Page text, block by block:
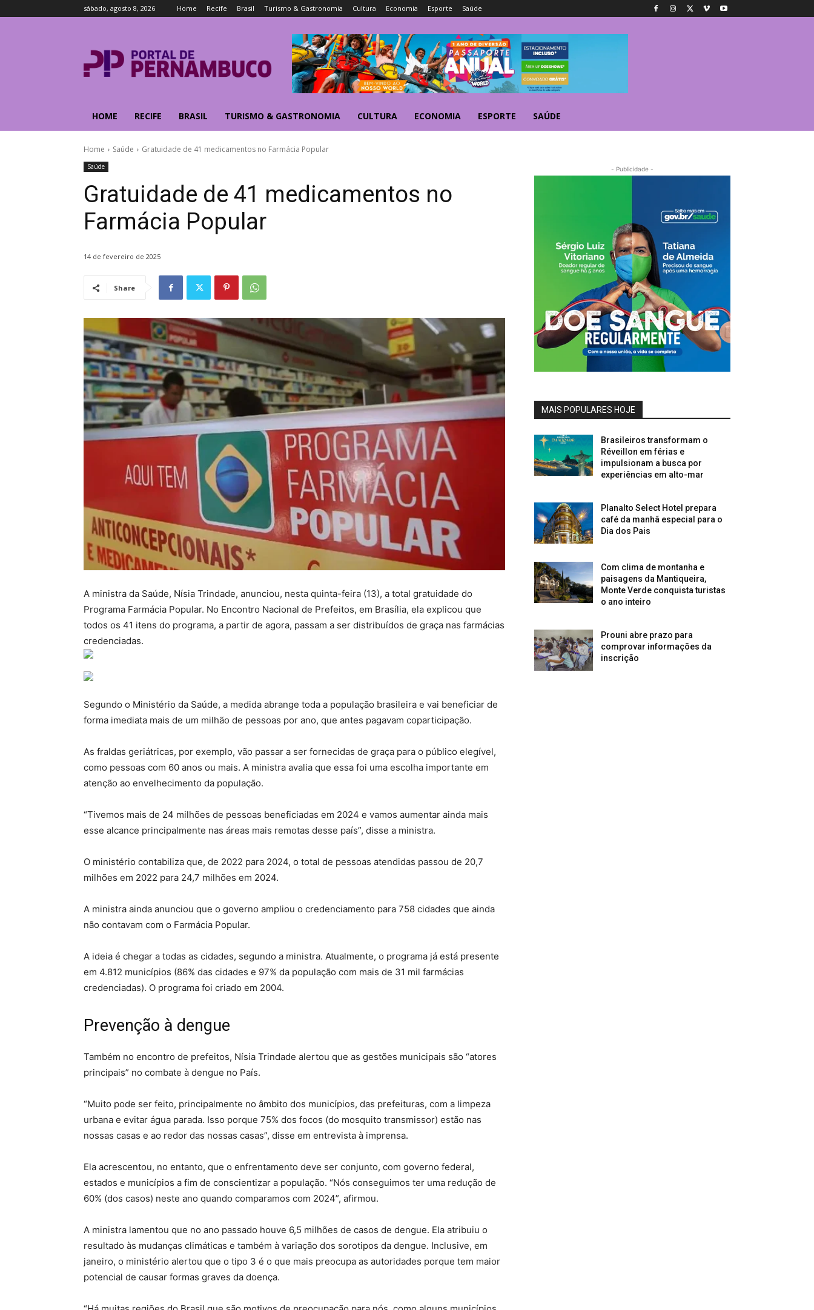
sábado, agosto 8, 2026 Home Recife Brasil Turismo & Gastronomia Cultura Economia Esporte Saúde
HOME RECIFE BRASIL TURISMO & GASTRONOMIA CULTURA ECONOMIA ESPORTE SAÚDE
Home Saúde Gratuidade de 41 medicamentos no Farmácia Popular
Saúde
Gratuidade de 41 medicamentos no
Farmácia Popular
14 de fevereiro de 2025
Share
A ministra da Saúde, Nísia Trindade, anunciou, nesta quinta-feira (13), a total gratuidade do
Programa Farmácia Popular. No Encontro Nacional de Prefeitos, em Brasília, ela explicou que
todos os 41 itens do programa, a partir de agora, passam a ser distribuídos de graça nas farmácias
credenciadas.
Segundo o Ministério da Saúde, a medida abrange toda a população brasileira e vai beneficiar de
forma imediata mais de um milhão de pessoas por ano, que antes pagavam coparticipação.
As fraldas geriátricas, por exemplo, vão passar a ser fornecidas de graça para o público elegível,
como pessoas com 60 anos ou mais. A ministra avalia que essa foi uma escolha importante em
atenção ao envelhecimento da população.
“Tivemos mais de 24 milhões de pessoas beneficiadas em 2024 e vamos aumentar ainda mais
esse alcance principalmente nas áreas mais remotas desse país”, disse a ministra.
O ministério contabiliza que, de 2022 para 2024, o total de pessoas atendidas passou de 20,7
milhões em 2022 para 24,7 milhões em 2024.
A ministra ainda anunciou que o governo ampliou o credenciamento para 758 cidades que ainda
não contavam com o Farmácia Popular.
A ideia é chegar a todas as cidades, segundo a ministra. Atualmente, o programa já está presente
em 4.812 municípios (86% das cidades e 97% da população com mais de 31 mil farmácias
credenciadas). O programa foi criado em 2004.
Prevenção à dengue
Também no encontro de prefeitos, Nísia Trindade alertou que as gestões municipais são “atores
principais” no combate à dengue no País.
“Muito pode ser feito, principalmente no âmbito dos municípios, das prefeituras, com a limpeza
urbana e evitar água parada. Isso porque 75% dos focos (do mosquito transmissor) estão nas
nossas casas e ao redor das nossas casas”, disse em entrevista à imprensa.
Ela acrescentou, no entanto, que o enfrentamento deve ser conjunto, com governo federal,
estados e municípios a fim de conscientizar a população. “Nós conseguimos ter uma redução de
60% (dos casos) neste ano quando comparamos com 2024”, afirmou.
A ministra lamentou que no ano passado houve 6,5 milhões de casos de dengue. Ela atribuiu o
resultado às mudanças climáticas e também à variação dos sorotipos da dengue. Inclusive, em
janeiro, o ministério alertou que o tipo 3 é o que mais preocupa as autoridades porque tem maior
potencial de causar formas graves da doença.
- Publicidade -
MAIS POPULARES HOJE
Brasileiros transformam o
Réveillon em férias e
impulsionam a busca por
experiências em alto-mar
Planalto Select Hotel prepara
café da manhã especial para o
Dia dos Pais
Com clima de montanha e
paisagens da Mantiqueira,
Monte Verde conquista turistas
o ano inteiro
Prouni abre prazo para
comprovar informações da
inscrição